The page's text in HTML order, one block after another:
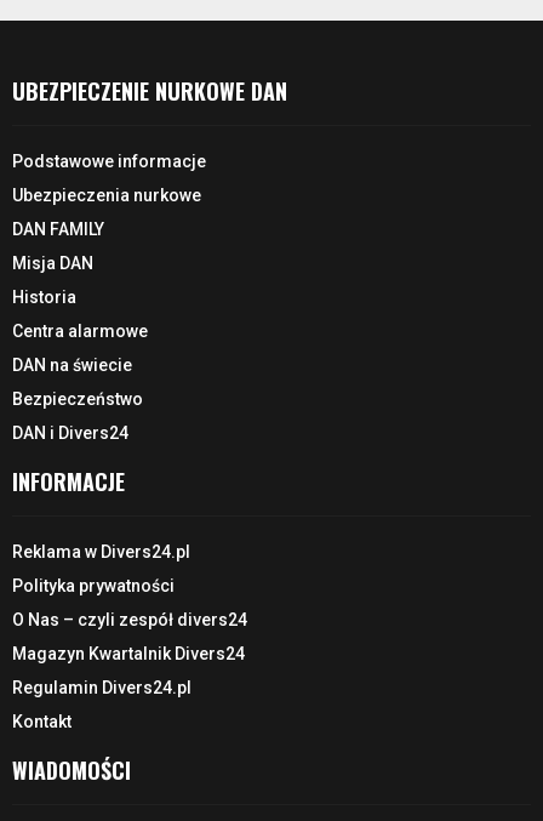
UBEZPIECZENIE NURKOWE DAN
Podstawowe informacje
Ubezpieczenia nurkowe
DAN FAMILY
Misja DAN
Historia
Centra alarmowe
DAN na świecie
Bezpieczeństwo
DAN i Divers24
INFORMACJE
Reklama w Divers24.pl
Polityka prywatności
O Nas – czyli zespół divers24
Magazyn Kwartalnik Divers24
Regulamin Divers24.pl
Kontakt
WIADOMOŚCI